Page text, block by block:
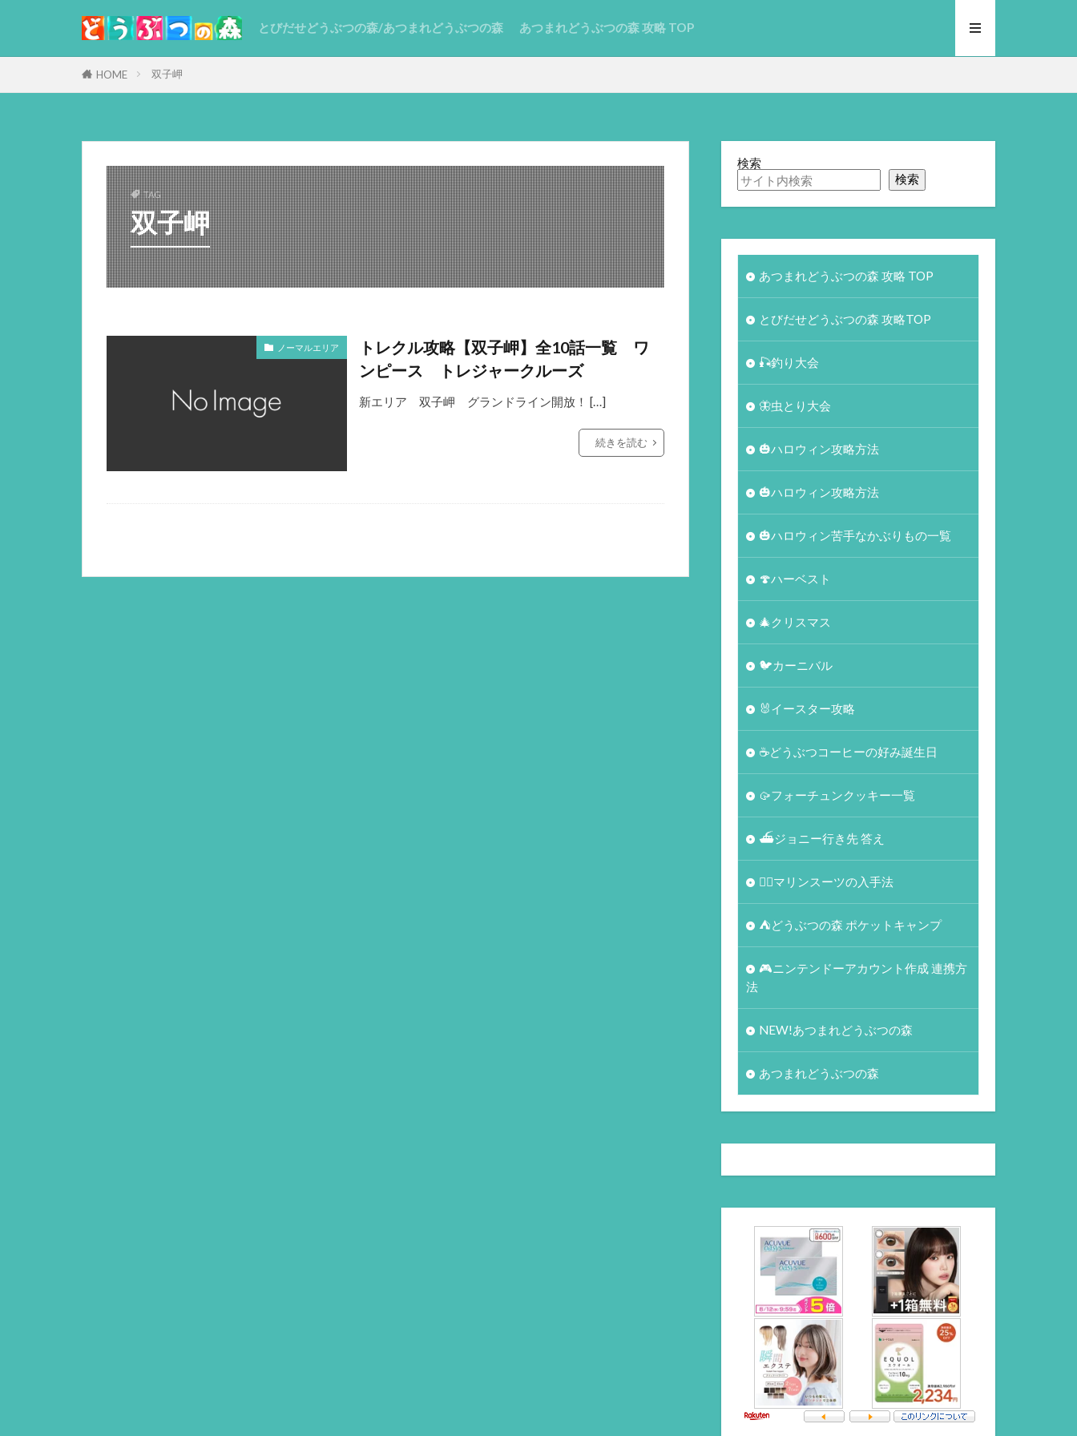
とびだせどうぶつの森/あつまれどうぶつの森 あつまれどうぶつの森 攻略 TOP
HOME 双子岬
TAG
双子岬
ノーマルエリア
トレクル攻略【双子岬】全10話一覧 ワ
ンピース トレジャークルーズ
新エリア 双子岬 グランドライン開放！ […]
続きを読む
検索
検索
あつまれどうぶつの森 攻略 TOP
とびだせどうぶつの森 攻略TOP
🎣釣り大会
🦋虫とり大会
🎃ハロウィン攻略方法
🎃ハロウィン攻略方法
🎃ハロウィン苦手なかぶりもの一覧
🍄ハーベスト
🎄クリスマス
🐦カーニバル
🐰イースター攻略
☕️どうぶつコーヒーの好み誕生日
🥠フォーチュンクッキー一覧
⛴ジョニー行き先 答え
🏄‍♀️マリンスーツの入手法
⛺どうぶつの森 ポケットキャンプ
🎮ニンテンドーアカウント作成 連携方
法
NEW!あつまれどうぶつの森
あつまれどうぶつの森